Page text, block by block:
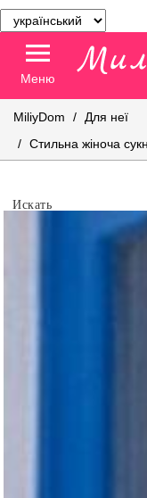
Меню
MiliyDom
Для неї
Стильна жіноча